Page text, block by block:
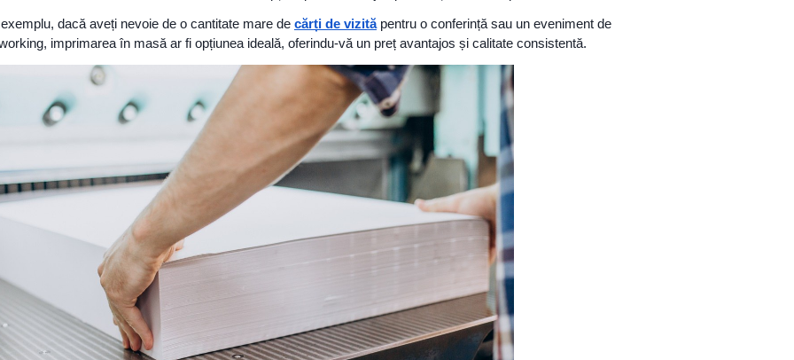
dacă aveți nevoie de o cantitate mare de cărți de vizităpentru o conferință sau un eveniment de
imprimarea în masă ar fi opțiunea ideală, oferindu-vă un preț avantajos și calitate consistentă.